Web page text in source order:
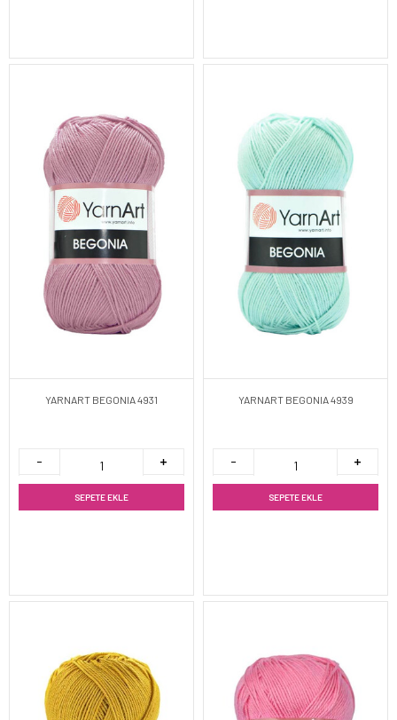
YARNART BEGONIA 4931
SEPETE EKLE
YARNART BEGONIA 4939
SEPETE EKLE